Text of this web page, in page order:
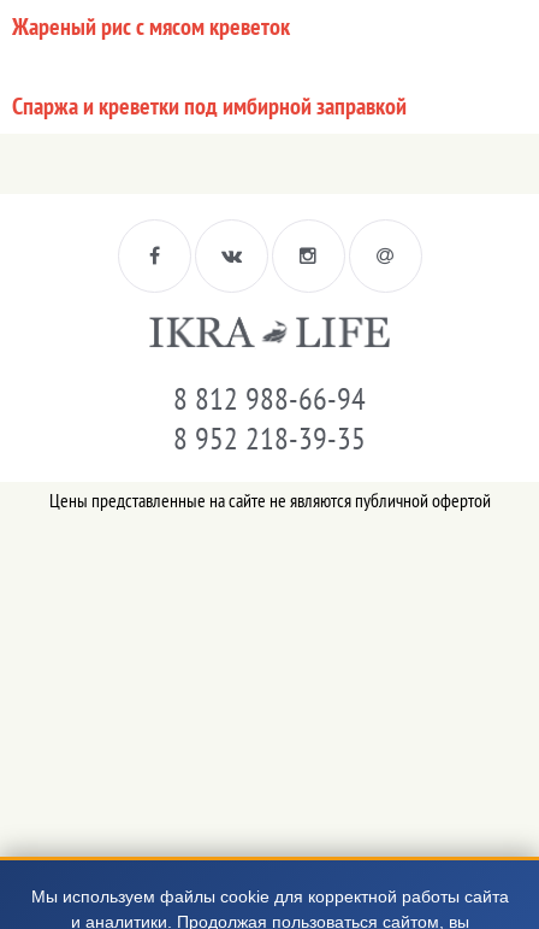
Жареный рис с мясом креветок
Спаржа и креветки под имбирной заправкой
8 812 988-66-94
8 952 218-39-35
Цены представленные на сайте не являются публичной офертой
Мы используем файлы cookie для корректной работы сайта
и аналитики. Продолжая пользоваться сайтом, вы